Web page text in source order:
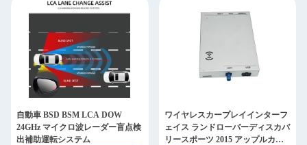
自動車 BSD BSM LCA DOW
24GHz マイクロ波レーダー盲点検
出補助運転システム
ワイヤレスカープレイインターフ
ェイス ランドローバーディスカバ
リースポーツ 2015 アップルカー